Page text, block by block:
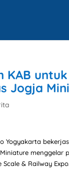
KAB
Jogja
Yogyakarta
menggelar
& Railway